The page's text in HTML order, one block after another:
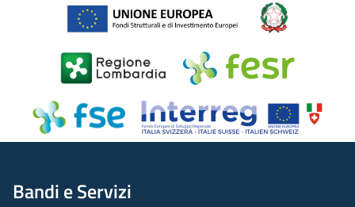
Bandi e Servizi